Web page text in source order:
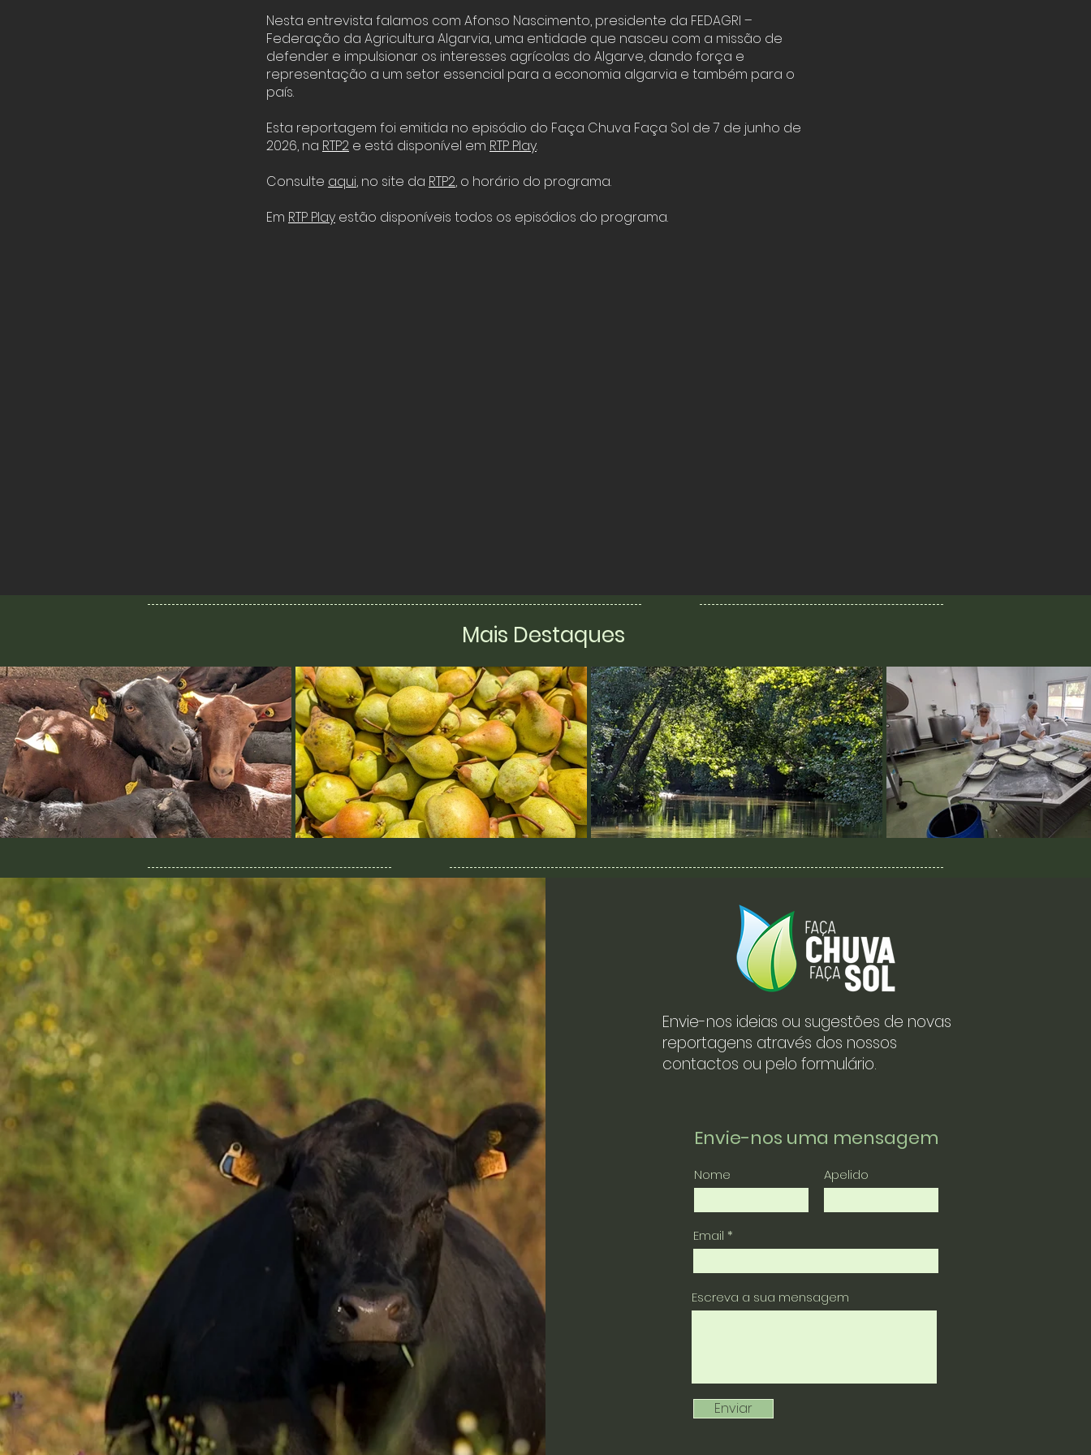
Nesta entrevista falamos com Afonso Nascimento, presidente da FEDAGRI –
Federação da Agricultura Algarvia, uma entidade que nasceu com a missão de
defender e impulsionar os interesses agrícolas do Algarve, dando força e
representação a um setor essencial para a economia algarvia e também para o
país.
Esta reportagem foi emitida no episódio do Faça Chuva Faça Sol de 7 de junho de
2026, na RTP2 e está disponível em RTP Play.
Consulte aqui, no site da RTP2, o horário do programa.
Em RTP Play estão disponíveis todos os episódios do programa.
Mais Destaques
Envie-nos ideias ou sugestões de novas
reportagens através dos nossos
contactos ou pelo formulário.
Envie-nos uma mensagem
Nome Apelido
Email
Escreva a sua mensagem
Enviar